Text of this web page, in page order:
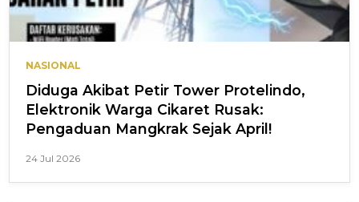
NASIONAL
Diduga Akibat Petir Tower Protelindo,
Elektronik Warga Cikaret Rusak:
Pengaduan Mangkrak Sejak April!
24 Jul 2026